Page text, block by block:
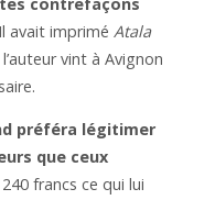
avait imprimé Atala
vint à Avignon
préféra légitimer
que ceux
francs ce qui lui